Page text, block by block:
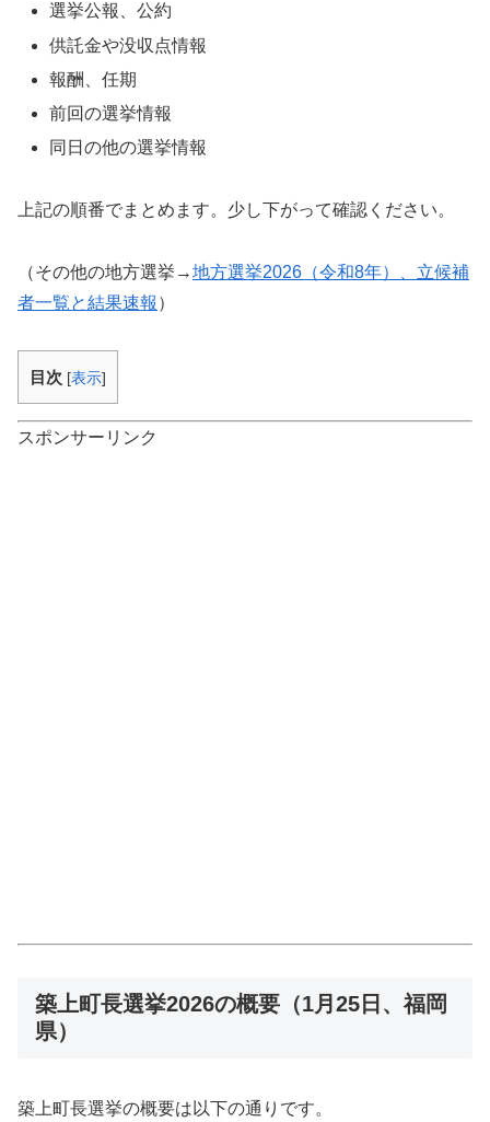
選挙公報、公約
供託金や没収点情報
報酬、任期
前回の選挙情報
同日の他の選挙情報
上記の順番でまとめます。少し下がって確認ください。
（その他の地方選挙→地方選挙2026（令和8年）、立候補
者一覧と結果速報 ）
目次 [表示]
スポンサーリンク
築上町長選挙2026の概要（1月25日、福岡
県）
築上町長選挙の概要は以下の通りです。